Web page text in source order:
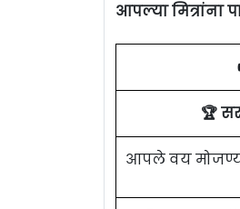
आपल्या मित्रांना
🏆
आपले वय